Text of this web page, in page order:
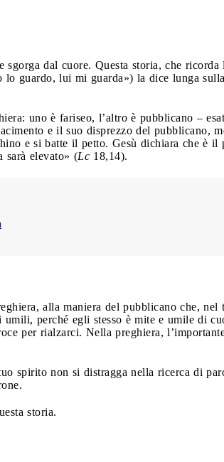
dal cuore. Questa storia, che
guardo, lui mi guarda») la dice lunga
uno è fariseo, l’altro è pubblicano –
e il suo disprezzo del pubblicano,
e si batte il petto. Gesù dichiara che è il
sarà elevato» (Lc 18,14).
alla maniera del pubblicano che,
perché egli stesso è mite e umile di
per rialzarci. Nella preghiera,
spirito non si distragga nella ricerca di
storia.